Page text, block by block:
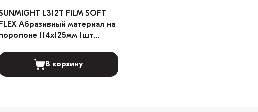
L312T FILM SOFT
FLEX Абразивный материал на
114х125мм 1шт
В корзину